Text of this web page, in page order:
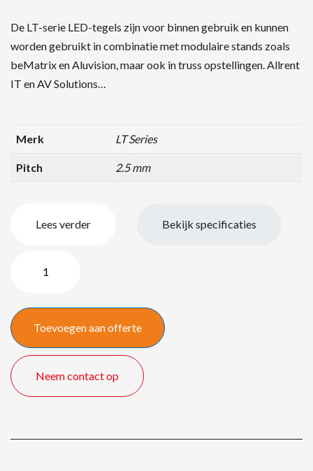
De LT-serie LED-tegels zijn voor binnen gebruik en kunnen
worden gebruikt in combinatie met modulaire stands zoals
beMatrix en Aluvision, maar ook in truss opstellingen. Allrent
IT en AV Solutions…
Merk LT Series
Pitch 2.5 mm
Lees verder Bekijk specificaties
opstelling
4,50
2,50
meter
Toevoegen aan offerte
Neem contact op